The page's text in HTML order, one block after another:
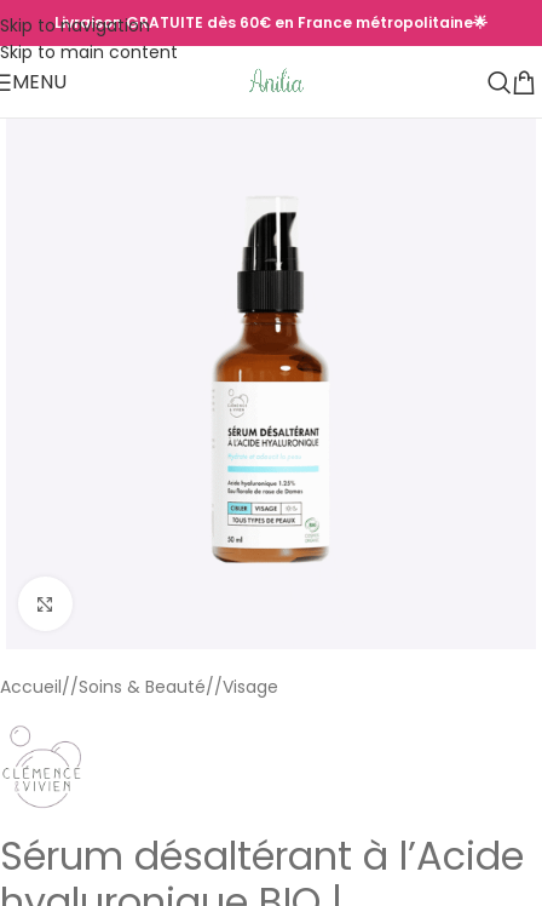
Skip to navigation
Skip to main content
Livraison GRATUITE dès 60€ en France métropolitaine🌟
MENU
Accueil/ Soins & Beauté/ Visage
Sérum désaltérant à l’Acide